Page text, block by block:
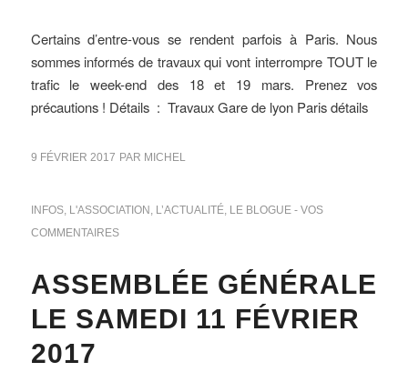
Certains d’entre-vous se rendent parfois à Paris. Nous
sommes informés de travaux qui vont interrompre TOUT le
trafic le week-end des 18 et 19 mars. Prenez vos
précautions ! Détails : Travaux Gare de lyon Paris détails
9 FÉVRIER 2017 PAR MICHEL
INFOS, L'ASSOCIATION , L’ACTUALITÉ, LE BLOGUE - VOS
COMMENTAIRES
ASSEMBLÉE GÉNÉRALE
LE SAMEDI 11 FÉVRIER
2017